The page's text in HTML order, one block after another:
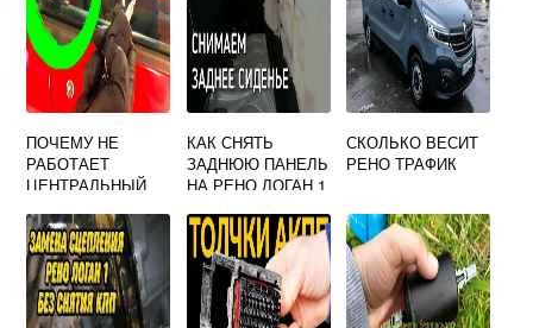
ПОЧЕМУ НЕ
РАБОТАЕТ
ЦЕНТРАЛЬНЫЙ
САНДЕРО
КАК СНЯТЬ
ЗАДНЮЮ ПАНЕЛЬ
НА РЕНО ЛОГАН 1
СКОЛЬКО ВЕСИТ
РЕНО ТРАФИК